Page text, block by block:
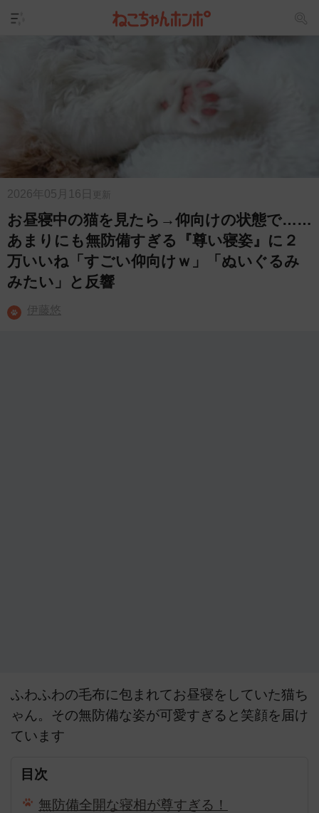
2026年05月16日 更新
お昼寝中の猫を見たら→仰向けの状態で……
あまりにも無防備すぎる『尊い寝姿』に２
万いいね「すごい仰向けｗ」「ぬいぐるみ
みたい」と反響
伊藤悠
ふわふわの毛布に包まれてお昼寝をしていた猫ち
ゃん。その無防備な姿が可愛すぎると笑顔を届け
ています
目次
無防備全開な寝相が尊すぎる！